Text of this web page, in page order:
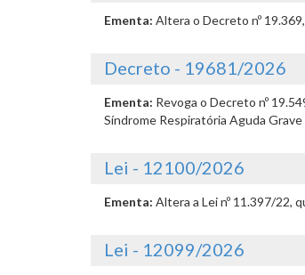
Ementa: Altera o Decreto nº
Decreto - 19681/2026
Ementa: Revoga o Decreto nº
Síndrome Respiratória Aguda Grave
Lei - 12100/2026
Ementa: Altera a Lei nº 11.397/22,
Lei - 12099/2026